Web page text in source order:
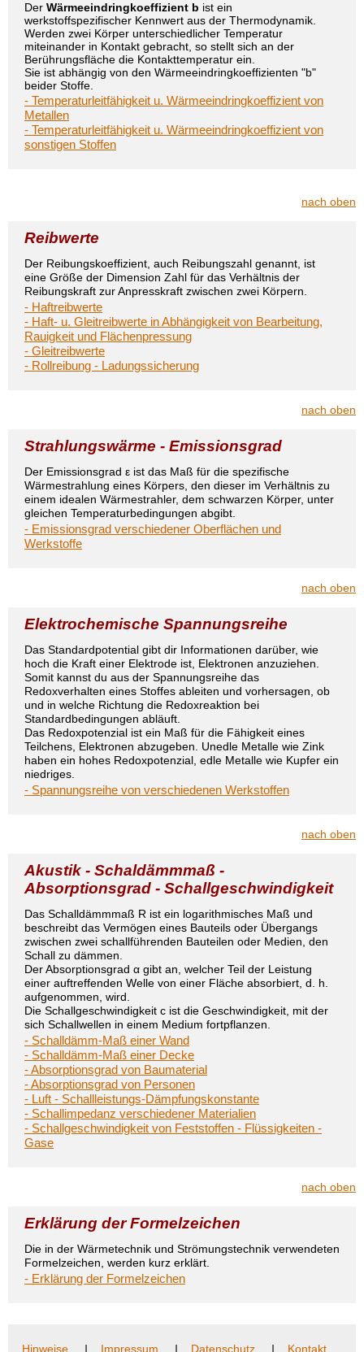
Der Wärmeeindringkoeffizient b ist ein
werkstoffspezifischer Kennwert aus der Thermodynamik.
Werden zwei Körper unterschiedlicher Temperatur
miteinander in Kontakt gebracht, so stellt sich an der
Berührungsfläche die Kontakttemperatur ein.
Sie ist abhängig von den Wärmeeindringkoeffizienten "b"
beider Stoffe.
- Temperaturleitfähigkeit u. Wärmeeindringkoeffizient von
Metallen
- Temperaturleitfähigkeit u. Wärmeeindringkoeffizient von
sonstigen Stoffen
nach oben
Reibwerte
Der Reibungskoeffizient, auch Reibungszahl genannt, ist
eine Größe der Dimension Zahl für das Verhältnis der
Reibungskraft zur Anpresskraft zwischen zwei Körpern.
- Haftreibwerte
- Haft- u. Gleitreibwerte in Abhängigkeit von Bearbeitung,
Rauigkeit und Flächenpressung
- Gleitreibwerte
- Rollreibung - Ladungssicherung
nach oben
Strahlungswärme - Emissionsgrad
Der Emissionsgrad ε ist das Maß für die spezifische
Wärmestrahlung eines Körpers, den dieser im Verhältnis zu
einem idealen Wärmestrahler, dem schwarzen Körper, unter
gleichen Temperaturbedingungen abgibt.
- Emissionsgrad verschiedener Oberflächen und
Werkstoffe
nach oben
Elektrochemische Spannungsreihe
Das Standardpotential gibt dir Informationen darüber, wie
hoch die Kraft einer Elektrode ist, Elektronen anzuziehen.
Somit kannst du aus der Spannungsreihe das
Redoxverhalten eines Stoffes ableiten und vorhersagen, ob
und in welche Richtung die Redoxreaktion bei
Standardbedingungen abläuft.
Das Redoxpotenzial ist ein Maß für die Fähigkeit eines
Teilchens, Elektronen abzugeben. Unedle Metalle wie Zink
haben ein hohes Redoxpotenzial, edle Metalle wie Kupfer ein
niedriges.
- Spannungsreihe von verschiedenen Werkstoffen
nach oben
Akustik - Schaldämmmaß -
Absorptionsgrad - Schallgeschwindigkeit
Das Schalldämmmaß R ist ein logarithmisches Maß und
beschreibt das Vermögen eines Bauteils oder Übergangs
zwischen zwei schallführenden Bauteilen oder Medien, den
Schall zu dämmen.
Der Absorptionsgrad α gibt an, welcher Teil der Leistung
einer auftreffenden Welle von einer Fläche absorbiert, d. h.
aufgenommen, wird.
Die Schallgeschwindigkeit c ist die Geschwindigkeit, mit der
sich Schallwellen in einem Medium fortpflanzen.
- Schalldämm-Maß einer Wand
- Schalldämm-Maß einer Decke
- Absorptionsgrad von Baumaterial
- Absorptionsgrad von Personen
- Luft - Schallleistungs-Dämpfungskonstante
- Schallimpedanz verschiedener Materialien
- Schallgeschwindigkeit von Feststoffen - Flüssigkeiten -
Gase
nach oben
Erklärung der Formelzeichen
Die in der Wärmetechnik und Strömungstechnik verwendeten
Formelzeichen, werden kurz erklärt.
- Erklärung der Formelzeichen
Hinweise| Impressum | Datenschutz| Kontakt